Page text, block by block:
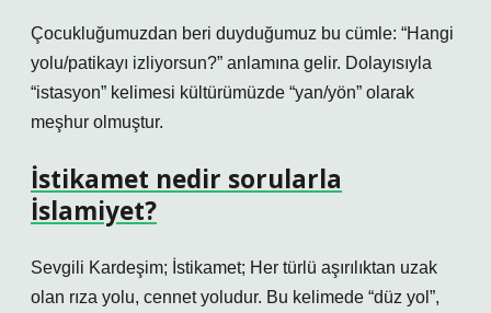
Çocukluğumuzdan beri duyduğumuz bu cümle: “Hangi
yolu/patikayı izliyorsun?” anlamına gelir. Dolayısıyla
“istasyon” kelimesi kültürümüzde “yan/yön” olarak
meşhur olmuştur.
İstikamet nedir sorularla
İslamiyet?
Sevgili Kardeşim; İstikamet; Her türlü aşırılıktan uzak
olan rıza yolu, cennet yoludur. Bu kelimede “düz yol”,